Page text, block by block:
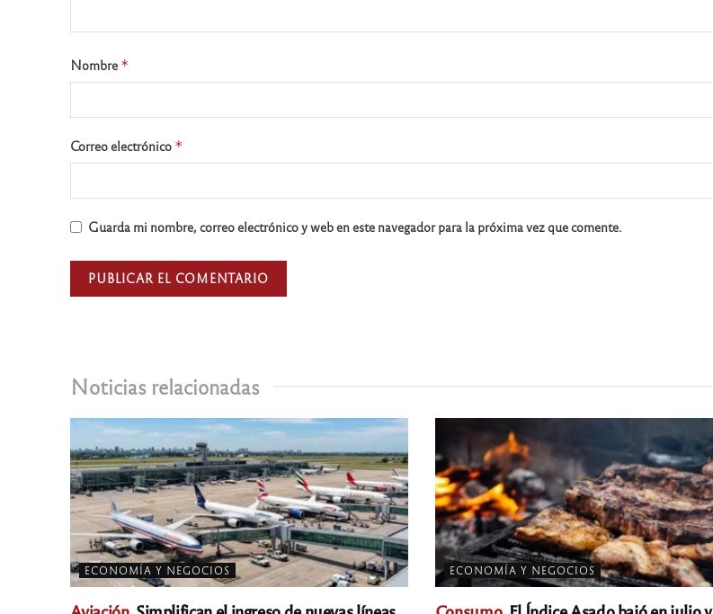
Noticias relacionadas
ECONOMÍA Y NEGOCIOS ECONOMÍA Y NEGOCIOS
Nombre *
Correo electrónico *
Guarda mi nombre, correo electrónico y web en este navegador para la próxima vez que comente.